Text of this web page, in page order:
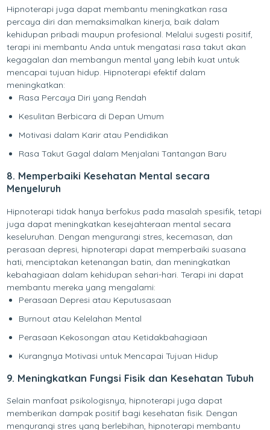
Hipnoterapi juga dapat membantu meningkatkan rasa
percaya diri dan memaksimalkan kinerja, baik dalam
kehidupan pribadi maupun profesional. Melalui sugesti positif,
terapi ini membantu Anda untuk mengatasi rasa takut akan
kegagalan dan membangun mental yang lebih kuat untuk
mencapai tujuan hidup. Hipnoterapi efektif dalam
meningkatkan:
Rasa Percaya Diri yang Rendah
Kesulitan Berbicara di Depan Umum
Motivasi dalam Karir atau Pendidikan
Rasa Takut Gagal dalam Menjalani Tantangan Baru
8. Memperbaiki Kesehatan Mental secara
Menyeluruh
Hipnoterapi tidak hanya berfokus pada masalah spesifik, tetapi
juga dapat meningkatkan kesejahteraan mental secara
keseluruhan. Dengan mengurangi stres, kecemasan, dan
perasaan depresi, hipnoterapi dapat memperbaiki suasana
hati, menciptakan ketenangan batin, dan meningkatkan
kebahagiaan dalam kehidupan sehari-hari. Terapi ini dapat
membantu mereka yang mengalami:
Perasaan Depresi atau Keputusasaan
Burnout atau Kelelahan Mental
Perasaan Kekosongan atau Ketidakbahagiaan
Kurangnya Motivasi untuk Mencapai Tujuan Hidup
9. Meningkatkan Fungsi Fisik dan Kesehatan Tubuh
Selain manfaat psikologisnya, hipnoterapi juga dapat
memberikan dampak positif bagi kesehatan fisik. Dengan
mengurangi stres yang berlebihan, hipnoterapi membantu